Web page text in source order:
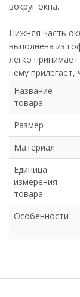
вокруг окна.
Нижняя часть
выполнена из
легко
нему прилегает,
Название
товара
Размер
Материал
Единица
измерения
товара
Особенности